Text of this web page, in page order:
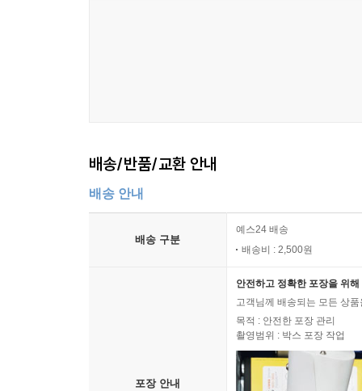
배송/반품/교환 안내
배송 안내
배송 구분
예스24 배송
배송비 : 2,500원
포장 안내
안전하고 정확한 포장을 위
고객님께 배송되는 모든 상
목적 : 안전한 포장 관리
촬영범위 : 박스 포장 작업